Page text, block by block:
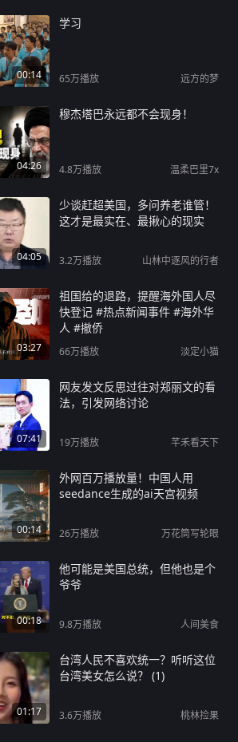
00:14
学习
65万播放 远方的梦
04:26
穆杰塔巴永远都不会现身！
4.8万播放 温柔巴里7x
04:05
少谈赶超美国，多问养老谁管！
这才是最实在、最揪心的现实
3.2万播放 山林中逐风的行者
03:27
祖国给的退路，提醒海外国人尽
快登记 #热点新闻事件 #海外华
人 #撤侨
66万播放 淡定小猫
07:41
网友发文反思过往对郑丽文的看
法，引发网络讨论
19万播放 芊禾看天下
00:14
外网百万播放量！中国人用
seedance生成的ai天宫视频
26万播放 万花筒写轮眼
00:18
他可能是美国总统，但他也是个
爷爷
9.8万播放 人间美食
01:17
台湾人民不喜欢统一？听听这位
台湾美女怎么说？ (1)
3.6万播放 桃林捡果